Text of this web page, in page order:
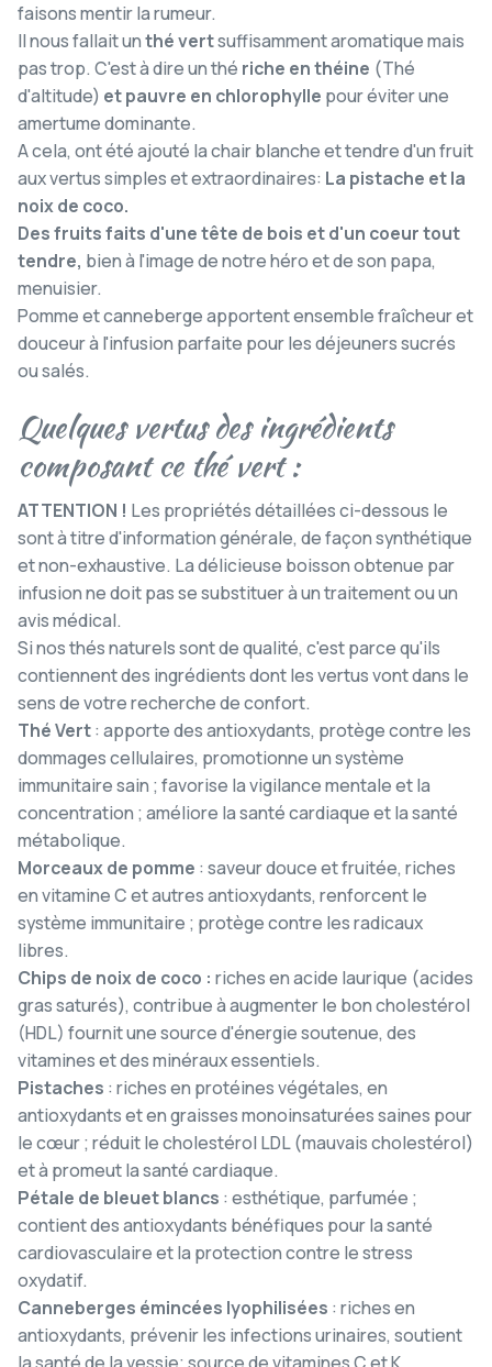
faisons mentir la rumeur.
Il nous fallait unthé vertsuffisamment aromatique mais
pas trop. C'est à dire un thé riche en théine (Thé
d'altitude) etpauvre en chlorophylle pour éviter une
amertume dominante.
A cela, ont été ajouté la chair blanche et tendre d'un fruit
aux vertus simples et extraordinaires: La pistache et la
noix de coco.
Des fruits faits d'une tête de bois et d'un coeur tout
tendre, bien à l'image de notre héro et de son papa,
menuisier.
Pomme et canneberge apportent ensemble fraîcheur et
douceur à l'infusion parfaite pour les déjeuners sucrés
ou salés.
Quelques vertus des ingrédients
composant ce thé vert :
ATTENTION ! Les propriétés détaillées ci-dessous le
sont à titre d'information générale, de façon synthétique
et non-exhaustive. La délicieuse boisson obtenue par
infusion ne doit pas se substituer à un traitement ou un
avis médical.
Si nos thés naturels sont de qualité, c'est parce qu'ils
contiennent des ingrédients dont les vertus vont dans le
sens de votre recherche de confort.
Thé Vert: apporte des antioxydants, protège contre les
dommages cellulaires, promotionne un système
immunitaire sain ; favorise la vigilance mentale et la
concentration ; améliore la santé cardiaque et la santé
métabolique.
Morceaux de pomme : saveur douce et fruitée, riches
en vitamine C et autres antioxydants, renforcent le
système immunitaire ; protège contre les radicaux
libres.
Chips de noix de coco : riches en acide laurique (acides
gras saturés), contribue à augmenter le bon cholestérol
(HDL) fournit une source d'énergie soutenue, des
vitamines et des minéraux essentiels.
Pistaches : riches en protéines végétales, en
antioxydants et en graisses monoinsaturées saines pour
le cœur ; réduit le cholestérol LDL (mauvais cholestérol)
et à promeut la santé cardiaque.
Pétale de bleuet blancs : esthétique, parfumée ;
contient des antioxydants bénéfiques pour la santé
cardiovasculaire et la protection contre le stress
oxydatif.
Canneberges émincées lyophilisées : riches en
antioxydants, prévenir les infections urinaires, soutient